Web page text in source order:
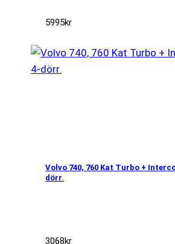
5995kr
Volvo 740, 760 Kat Turbo +
dörr.
3068kr